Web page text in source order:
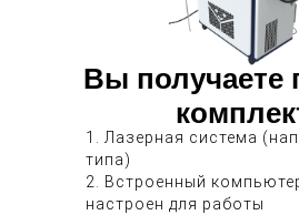
1. Лазерная система
типа)
2. Встроенный
настроен для работы
Вы получаете